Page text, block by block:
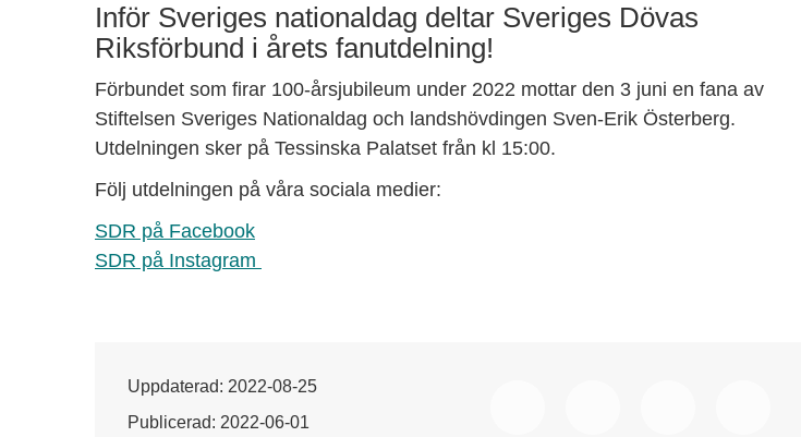
Inför Sveriges nationaldag deltar Sveriges Dövas
Riksförbund i årets fanutdelning!
Förbundet som firar 100-årsjubileum under 2022 mottar den 3 juni en fana av
Stiftelsen Sveriges Nationaldag och landshövdingen Sven-Erik Österberg.
Utdelningen sker på Tessinska Palatset från kl 15:00.
Följ utdelningen på våra sociala medier:
SDR på Facebook
SDR på Instagram
Uppdaterad: 2022-08-25
Publicerad: 2022-06-01